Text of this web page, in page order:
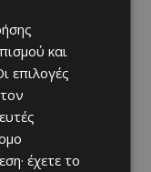
Εσωτερικών
την επικίνδυνη
και
επιλογές
έχετε το